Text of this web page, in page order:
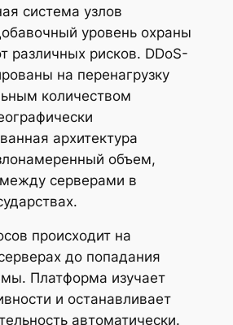
система узлов
уровень охраны
различных рисков. DDoS-
на перенагрузку
количеством
архитектура
объем,
серверами в
происходит на
до попадания
Платформа изучает
и останавливает
автоматически.